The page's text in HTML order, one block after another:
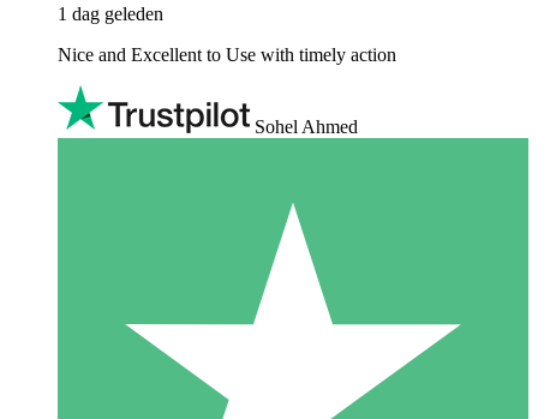
1 dag geleden
Nice and Excellent to Use with timely action
Sohel Ahmed